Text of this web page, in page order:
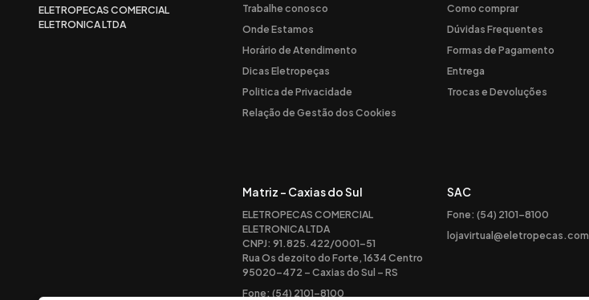
ELETROPECAS COMERCIAL
ELETRONICA LTDA
Trabalhe conosco
Onde Estamos
Horário de Atendimento
Dicas Eletropeças
Politica de Privacidade
Relação de Gestão dos Cookies
Como comprar
Dúvidas Frequentes
Formas de Pagamento
Entrega
Trocas e Devoluções
Matriz - Caxias do Sul
ELETROPECAS COMERCIAL
ELETRONICA LTDA
CNPJ: 91.825.422/0001-51
Rua Os dezoito do Forte, 1634 Centro
95020-472 – Caxias do Sul – RS
Fone: (54) 2101-8100
SAC
Fone: (54) 2101-8100
lojavirtual@eletropecas.com